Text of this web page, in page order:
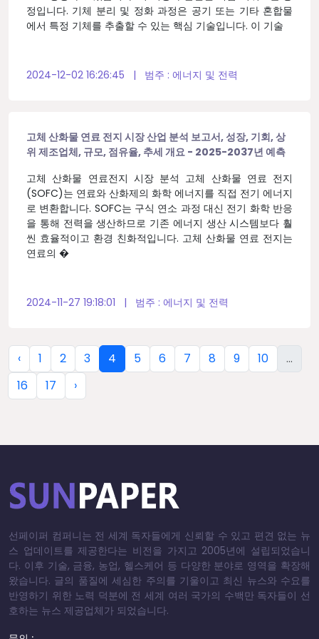
정입니다. 기체 분리 및 정화 과정은 공기 또는 기타 혼합물
에서 특정 기체를 추출할 수 있는 핵심 기술입니다. 이 기술
2024-12-02 16:26:45 | 범주 : 에너지 및 전력
고체 산화물 연료 전지 시장 산업 분석 보고서, 성장, 기회, 상
위 제조업체, 규모, 점유율, 추세 개요 - 2025-2037년 예측
고체 산화물 연료전지 시장 분석 고체 산화물 연료 전지
(SOFC)는 연료와 산화제의 화학 에너지를 직접 전기 에너지
로 변환합니다. SOFC는 구식 연소 과정 대신 전기 화학 반응
을 통해 전력을 생산하므로 기존 에너지 생산 시스템보다 훨
씬 효율적이고 환경 친화적입니다. 고체 산화물 연료 전지는
연료의 �
2024-11-27 19:18:01 | 범주 : 에너지 및 전력
‹ 1 2 3 4 5 6 7 8 9 10
...
16
17 ›
선페이퍼 컴퍼니는 전 세계 독자들에게 신뢰할 수 있고 편견 없는 뉴
스 업데이트를 제공한다는 비전을 가지고 2005년에 설립되었습니
다. 이후 기술, 금융, 농업, 헬스케어 등 다양한 분야로 영역을 확장해
왔습니다. 글의 품질에 세심한 주의를 기울이고 최신 뉴스와 수요를
반영하기 위한 노력 덕분에 전 세계 여러 국가의 수백만 독자들이 선
호하는 뉴스 제공업체가 되었습니다.